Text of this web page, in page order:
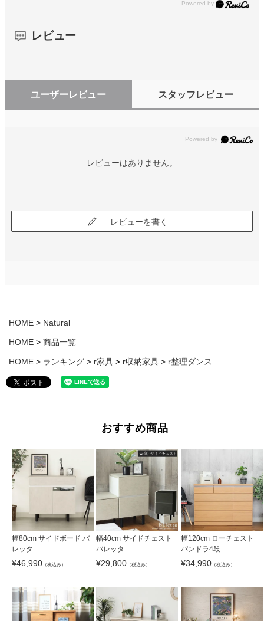
レビュー
ユーザーレビュー スタッフレビュー
レビューはありません。
レビューを書く
HOME Natural
HOME 商品一覧
HOME ランキング r家具 r収納家具 r整理ダンス
おすすめ商品
幅80cm サイドボード バ
レッタ
¥46,990 （税込み）
幅40cm サイドチェスト
バレッタ
¥29,800 （税込み）
幅120cm ローチェスト
パンドラ4段
¥34,990（税込み）